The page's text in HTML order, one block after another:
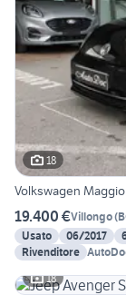
18
Volkswagen
19.400 €Villongo(
Usato
06/2017
Rivenditore
18